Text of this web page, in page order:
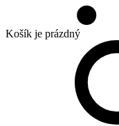
Košík je prázdný